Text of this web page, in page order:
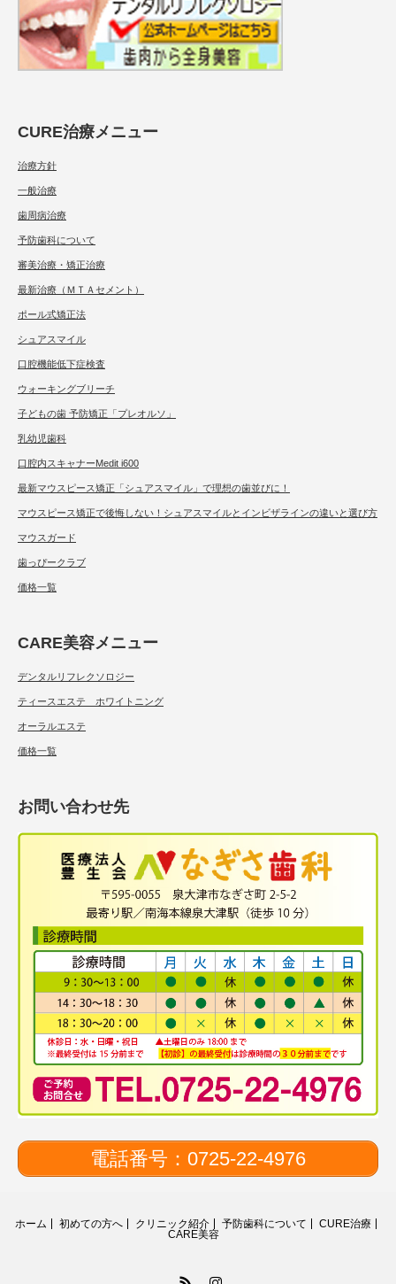
CURE治療メニュー
治療方針
一般治療
歯周病治療
予防歯科について
審美治療・矯正治療
最新治療（ＭＴＡセメント）
ポール式矯正法
シュアスマイル
口腔機能低下症検査
ウォーキングブリーチ
子どもの歯 予防矯正「プレオルソ」
乳幼児歯科
口腔内スキャナーMedit i600
最新マウスピース矯正「シュアスマイル」で理想の歯並びに！
マウスピース矯正で後悔しない！シュアスマイルとインビザラインの違いと選び方
マウスガード
歯っぴークラブ
価格一覧
CARE美容メニュー
デンタルリフレクソロジー
ティースエステ ホワイトニング
オーラルエステ
価格一覧
お問い合わせ先
電話番号：0725-22-4976
ホーム 初めての方へ クリニック紹介 予防歯科について
CURE治療
CARE美容